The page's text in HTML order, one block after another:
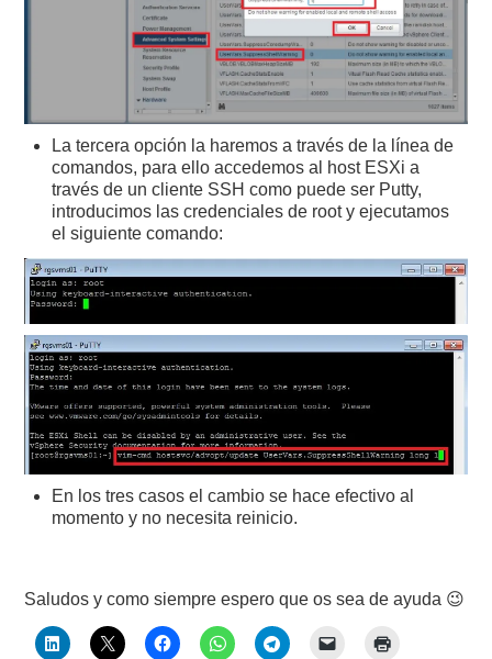
La tercera opción la haremos a través de la línea de
comandos, para ello accedemos al host ESXi a
través de un cliente SSH como puede ser Putty,
introducimos las credenciales de root y ejecutamos
el siguiente comando:
En los tres casos el cambio se hace efectivo al
momento y no necesita reinicio.
Saludos y como siempre espero que os sea de ayuda 😉